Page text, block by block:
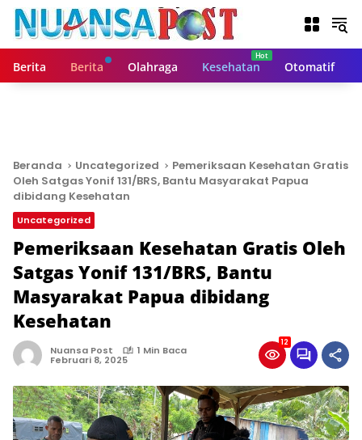
Berita Berita Olahraga Kesehatan Otomatif
Beranda Uncategorized
Pemeriksaan Kesehatan Gratis
Oleh Satgas Yonif 131/BRS, Bantu Masyarakat Papua
dibidang Kesehatan
Uncategorized
Pemeriksaan Kesehatan Gratis Oleh
Satgas Yonif 131/BRS, Bantu
Masyarakat Papua dibidang
Kesehatan
Nuansa Post 1 Min Baca
Februari 8, 2025
12